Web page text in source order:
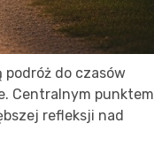
do czasów
Centralnym punktem
refleksji nad